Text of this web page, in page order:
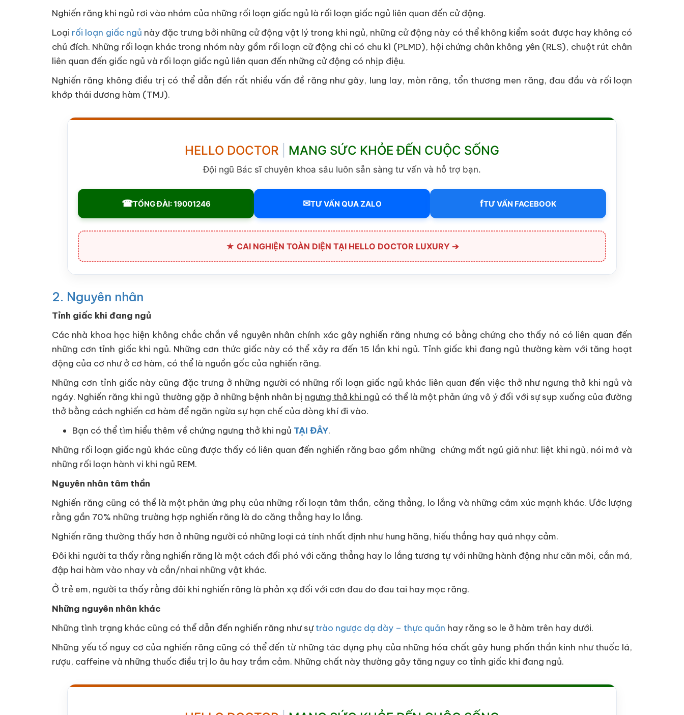
Nghiến răng khi ngủ rơi vào nhóm của những rối loạn giấc ngủ là rối loạn giấc ngủ liên quan đến cử động.
Loại rối loạn giấc ngủ này đặc trưng bởi những cử động vật lý trong khi ngủ, những cử động này có thể không kiểm soát được hay không có
chủ đích. Những rối loạn khác trong nhóm này gồm rối loạn cử động chi có chu kì (PLMD), hội chứng chân không yên (RLS), chuột rút chân
liên quan đến giấc ngủ và rối loạn giấc ngủ liên quan đến những cử động có nhịp điệu.
Nghiến răng không điều trị có thể dẫn đến rất nhiều vấn đề răng như gãy, lung lay, mòn răng, tổn thương men răng, đau đầu và rối loạn
khớp thái dương hàm (TMJ).
HELLO DOCTOR MANG SỨC KHỎE ĐẾN CUỘC SỐNG
Đội ngũ Bác sĩ chuyên khoa sâu luôn sẵn sàng tư vấn và hỗ trợ bạn.
☎TỔNG ĐÀI: 19001246 ✉TƯ VẤN QUA ZALO fTƯ VẤN FACEBOOK
★ CAI NGHIỆN TOÀN DIỆN TẠI HELLO DOCTOR LUXURY ➔
2. Nguyên nhân
Tỉnh giấc khi đang ngủ
Các nhà khoa học hiện không chắc chắn về nguyên nhân chính xác gây nghiến răng nhưng có bằng chứng cho thấy nó có liên quan đến
những cơn tỉnh giấc khi ngủ. Những cơn thức giấc này có thể xảy ra đến 15 lần khi ngủ. Tỉnh giấc khi đang ngủ thường kèm với tăng hoạt
động của cơ như ở cơ hàm, có thể là nguồn gốc của nghiến răng.
Những cơn tỉnh giấc này cũng đặc trưng ở những người có những rối loạn giấc ngủ khác liên quan đến việc thở như ngưng thở khi ngủ và
ngáy. Nghiến răng khi ngủ thường gặp ở những bệnh nhân bị ngưng thở khi ngủ có thể là một phản ứng vô ý đối với sự sụp xuống của đường
thở bằng cách nghiến cơ hàm để ngăn ngừa sự hạn chế của dòng khí đi vào.
Bạn có thể tìm hiểu thêm về chứng ngưng thở khi ngủ TẠI ĐÂY.
Những rối loạn giấc ngủ khác cũng được thấy có liên quan đến nghiến răng bao gồm những chứng mất ngủ giả như: liệt khi ngủ, nói mớ và
những rối loạn hành vi khi ngủ REM.
Nguyên nhân tâm thần
Nghiến răng cũng có thể là một phản ứng phụ của những rối loạn tâm thần, căng thẳng, lo lắng và những cảm xúc mạnh khác. Ước lượng
rằng gần 70% những trường hợp nghiến răng là do căng thẳng hay lo lắng.
Nghiến răng thường thấy hơn ở những người có những loại cá tính nhất định như hung hăng, hiếu thắng hay quá nhạy cảm.
Đôi khi người ta thấy rằng nghiến răng là một cách đối phó với căng thẳng hay lo lắng tương tự với những hành động như căn môi, cắn má,
đập hai hàm vào nhay và cắn/nhai những vật khác.
Ở trẻ em, người ta thấy rằng đôi khi nghiến răng là phản xạ đối với cơn đau do đau tai hay mọc răng.
Những nguyên nhân khác
Những tình trạng khác cũng có thể dẫn đến nghiến răng như sựtrào ngược dạ dày – thực quản hay răng so le ở hàm trên hay dưới.
Những yếu tố nguy cơ của nghiến răng cũng có thể đến từ những tác dụng phụ của những hóa chất gây hung phấn thần kinh như thuốc lá,
rượu, caffeine và những thuốc điều trị lo âu hay trầm cảm. Những chất này thường gây tăng nguy co tỉnh giấc khi đang ngủ.